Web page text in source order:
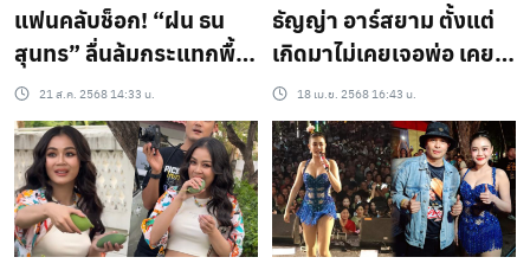
แฟนคลับช็อก! “ฝน ธน
สุนทร” ลื่นล้มกระแทกพื้น
ซี่โครงร้าว 2 ซี่ แฟนๆ แห่
ส่งกำลังใจ
21 ส.ค. 2568 14:33 น.
ธัญญ่า อาร์สยาม ตั้งแต่
เกิดมาไม่เคยเจอพ่อ เคย
วางแผนตาย รอดมา
เพราะหนังเรื่องเดียว!
18 เม.ย. 2568 16:43 น.